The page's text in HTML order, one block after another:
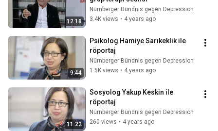
12:18
Nürnberger Bündnis gegen Depression
3.4K views • 4 years ago
9:44
Psikolog Hamiye Sarıkeklik ile
röportaj
Nürnberger Bündnis gegen Depression
1.5K views • 4 years ago
11:22
Sosyolog Yakup Keskin ile
röportaj
Nürnberger Bündnis gegen Depression
260 views • 4 years ago